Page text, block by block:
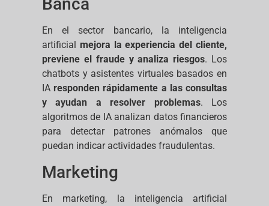
Banca
En el sector bancario, la inteligencia
artificial
mejora la experiencia del cliente,
previene el fraude y analiza riesgos. Los
chatbots y asistentes virtuales basados en
IA responden rápidamente a las consultas
y ayudan a resolver problemas. Los
algoritmos de IA analizan datos financieros
para detectar patrones anómalos que
puedan indicar actividades fraudulentas.
Marketing
En marketing, la inteligencia artificial